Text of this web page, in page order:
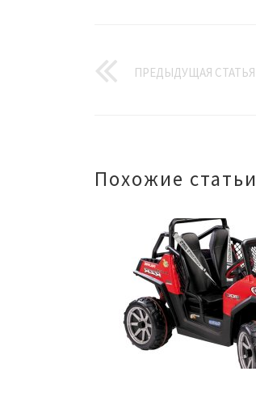
ПРЕДЫДУЩАЯ СТАТЬЯ
Похожие статьи